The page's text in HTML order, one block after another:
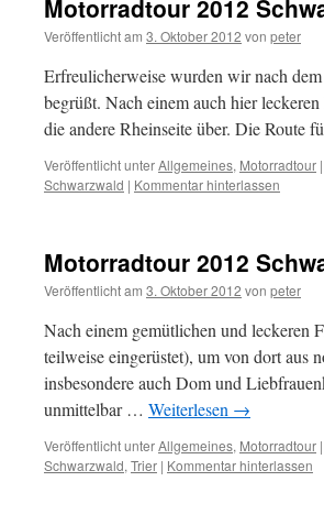
Motorradtour 2012
Veröffentlicht am 3. Oktober 2012 von peter
Erfreulicherweise wurden wir nach
begrüßt. Nach einem auch hier
die andere Rheinseite über. Die Route
Veröffentlicht unterAllgemeines, Motorradtour |
Schwarzwald | Kommentar hinterlassen
Motorradtour 2012
Veröffentlicht am 3. Oktober 2012 von peter
Nach einem gemütlichen und leckeren
teilweise eingerüstet), um von dort aus
insbesondere auch Dom und
unmittelbar … Weiterlesen →
Veröffentlicht unterAllgemeines, Motorradtour |
Schwarzwald, Trier | Kommentar hinterlassen